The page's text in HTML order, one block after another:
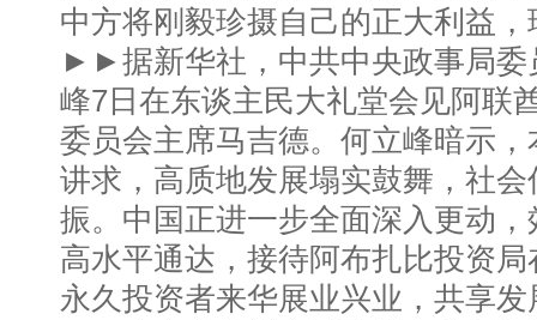
中方将刚毅珍摄自己的正大利益
►►据新华社，中共中央政事局委
峰7日在东谈主民大礼堂会见阿联
委员会主席马吉德。何立峰暗示
讲求，高质地发展塌实鼓舞，社
振。中国正进一步全面深入更动
高水平通达，接待阿布扎比投资
永久投资者来华展业兴业，共享发